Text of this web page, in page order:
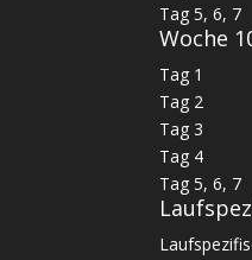
Tag 5, 6, 7
Woche
Tag 1
Tag 2
Tag 3
Tag 4
Tag 5, 6, 7